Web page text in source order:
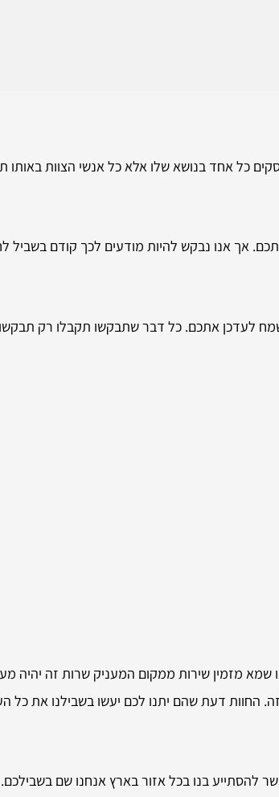
כל אחד בנושא שלו אלא כל אנשי הצוות באותו
אך אנו נבקש להיות מודעים לכך קודם בשביל
לעדכן אתכם. כל דבר שתבקשו תקבלו רק
מזמין שירות ממקום המעניק שרות זה יהיה
החוות דעת שהם יתנו לכם יעשו בשבילנו את כל
להסתייע בנו בכל אזור בארץ אנחנו שם